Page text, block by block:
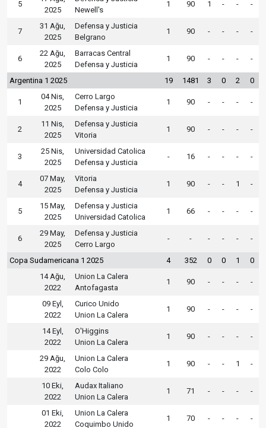
5
2025
Newell's
1 90 1 - - -
7
31 Ağu,
2025
Defensa y Justicia
Belgrano
1 90 - - - -
6
22 Ağu,
2025
Barracas Central
Defensa y Justicia
1 90 - - - -
Argentina 1 2025 19 1481 3 0 2 0
1
04 Nis,
2025
Cerro Largo
Defensa y Justicia
1 90 - - - -
2
11 Nis,
2025
Defensa y Justicia
Vitoria
1 90 - - - -
3
25 Nis,
2025
Universidad Catolica
Defensa y Justicia
- 16 - - - -
4
07 May,
2025
Vitoria
Defensa y Justicia
1 90 - - 1 -
5
15 May,
2025
Defensa y Justicia
Universidad Catolica
1 66 - - - -
6
29 May,
2025
Defensa y Justicia
Cerro Largo
- - - - - -
Copa Sudamericana 1 2025 4 352 0 0 1
0
14 Ağu,
2022
Union La Calera
Antofagasta
1 90 - - - -
09 Eyl,
2022
Curico Unido
Union La Calera
1 90 - - - -
14 Eyl,
2022
O'Higgins
Union La Calera
1 90 - - - -
29 Ağu,
2022
Union La Calera
Colo Colo
1 90 - - 1 -
10 Eki,
2022
Audax Italiano
Union La Calera
1 71 - - - -
01 Eki,
2022
Union La Calera
Coquimbo Unido
1 70 - - - -